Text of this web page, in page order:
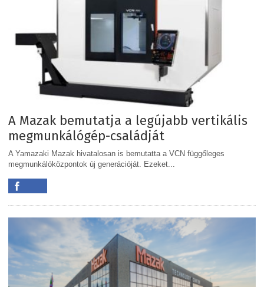
A Mazak bemutatja a legújabb vertikális
megmunkálógép-családját
A Yamazaki Mazak hivatalosan is bemutatta a VCN függőleges
megmunkálóközpontok új generációját. Ezeket...